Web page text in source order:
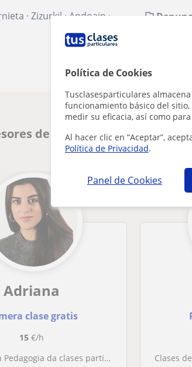
Política de Cookies
Tusclasesparticulares
funcionamiento básico del
medir su eficacia, así como
Al hacer clic en “Aceptar”,
Política de Privacidad.
Panel de Cookies
· Zizurkil · Andoain ·
de Repaso General en
Adriana
clase gratis
15€/h
da clases particulares a niños de primaria y ESO
Clases de